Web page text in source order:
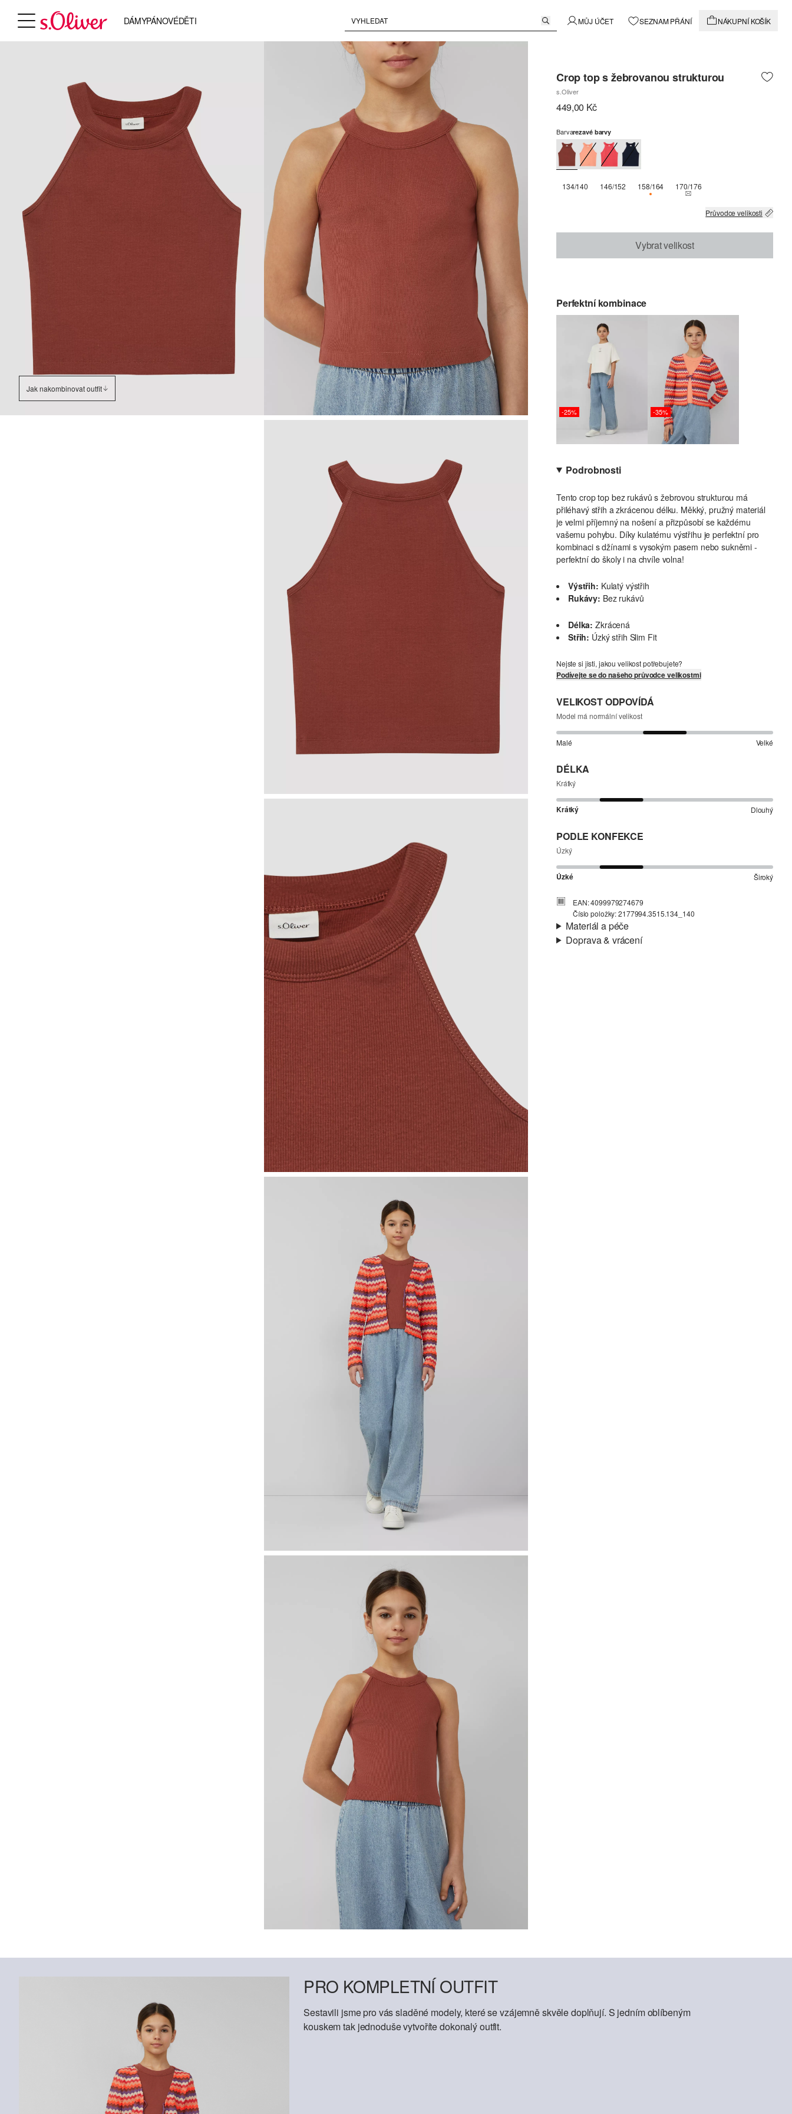
DÁMYPÁNOVÉDĚTI MŮJ ÚČET SEZNAM PŘÁNÍ NÁKUPNÍ KOŠÍK
Jak nakombinovat outfit
Crop top s žebrovanou strukturou
s.Oliver
449,00 Kč
Barvarezavé barvy
134/140 146/152 158/164K DISPOZICI POUZE 2
170/176THIS SIZE IS CURRENTLY OUT
Průvodce velikosti
Vybrat velikost
Perfektní kombinace
-25% -35%
Podrobnosti
Tento crop top bez rukávů s žebrovou strukturou má
přiléhavý střih a zkrácenou délku. Měkký, pružný materiál
je velmi příjemný na nošení a přizpůsobí se každému
vašemu pohybu. Díky kulatému výstřihu je perfektní pro
kombinaci s džínami s vysokým pasem nebo sukněmi -
perfektní do školy i na chvíle volna!
Výstřih: Kulatý výstřih
Rukávy: Bez rukávů
Délka: Zkrácená
Střih: Úzký střih Slim Fit
Nejste si jisti, jakou velikost potřebujete?
Podívejte se do našeho průvodce velikostmi
VELIKOST ODPOVÍDÁ
Model má normální velikost
Malé Velké
DÉLKA
Krátký
Krátký Dlouhý
PODLE KONFEKCE
Úzký
Úzké Široký
EAN: 4099979274679
Číslo položky: 2177994.3515.134_140
Materiál a péče
Doprava & vrácení
PRO KOMPLETNÍ OUTFIT
Sestavili jsme pro vás sladěné modely, které se vzájemně skvěle doplňují. S jedním oblíbeným
kouskem tak jednoduše vytvoříte dokonalý outfit.